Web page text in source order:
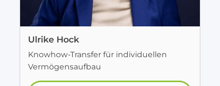
Ulrike Hock
Knowhow-Transfer für individuellen
Vermögensaufbau